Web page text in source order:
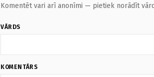
Komentēt vari arī anonīmi — pietiek norādīt
VĀRDS
KOMENTĀRS